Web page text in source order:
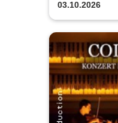
03.10.2026